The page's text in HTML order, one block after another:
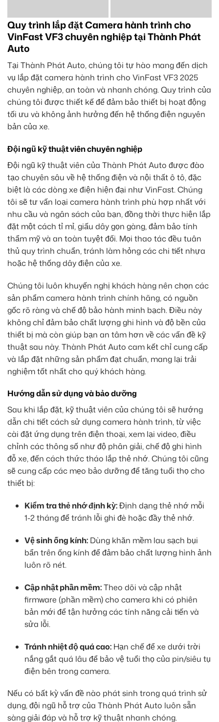
Quy trình lắp đặt Camera hành trình cho
VinFast VF3 chuyên nghiệp tại Thành Phát
Auto
Tại Thành Phát Auto, chúng tôi tự hào mang đến dịch
vụ lắp đặt camera hành trình cho VinFast VF3 2025
chuyên nghiệp, an toàn và nhanh chóng. Quy trình của
chúng tôi được thiết kế để đảm bảo thiết bị hoạt động
tối ưu và không ảnh hưởng đến hệ thống điện nguyên
bản của xe.
Đội ngũ kỹ thuật viên chuyên nghiệp
Đội ngũ kỹ thuật viên của Thành Phát Auto được đào
tạo chuyên sâu về hệ thống điện và nội thất ô tô, đặc
biệt là các dòng xe điện hiện đại như VinFast. Chúng
tôi sẽ tư vấn loại camera hành trình phù hợp nhất với
nhu cầu và ngân sách của bạn, đồng thời thực hiện lắp
đặt một cách tỉ mỉ, giấu dây gọn gàng, đảm bảo tính
thẩm mỹ và an toàn tuyệt đối. Mọi thao tác đều tuân
thủ quy trình chuẩn, tránh làm hỏng các chi tiết nhựa
hoặc hệ thống dây điện của xe.
Chúng tôi luôn khuyến nghị khách hàng nên chọn các
sản phẩm camera hành trình chính hãng, có nguồn
gốc rõ ràng và chế độ bảo hành minh bạch. Điều này
không chỉ đảm bảo chất lượng ghi hình và độ bền của
thiết bị mà còn giúp bạn an tâm hơn về các vấn đề kỹ
thuật sau này. Thành Phát Auto cam kết chỉ cung cấp
và lắp đặt những sản phẩm đạt chuẩn, mang lại trải
nghiệm tốt nhất cho quý khách hàng.
Hướng dẫn sử dụng và bảo dưỡng
Sau khi lắp đặt, kỹ thuật viên của chúng tôi sẽ hướng
dẫn chi tiết cách sử dụng camera hành trình, từ việc
cài đặt ứng dụng trên điện thoại, xem lại video, điều
chỉnh các thông số như độ phân giải, chế độ ghi hình
đỗ xe, đến cách thức tháo lắp thẻ nhớ. Chúng tôi cũng
sẽ cung cấp các mẹo bảo dưỡng để tăng tuổi thọ cho
thiết bị:
Kiểm tra thẻ nhớ định kỳ:Định dạng thẻ nhớ mỗi
1-2 tháng để tránh lỗi ghi đè hoặc đầy thẻ nhớ.
Vệ sinh ống kính: Dùng khăn mềm lau sạch bụi
bẩn trên ống kính để đảm bảo chất lượng hình ảnh
luôn rõ nét.
Cập nhật phần mềm:Theo dõi và cập nhật
firmware (phần mềm) cho camera khi có phiên
bản mới để tận hưởng các tính năng cải tiến và
sửa lỗi.
Tránh nhiệt độ quá cao: Hạn chế để xe dưới trời
nắng gắt quá lâu để bảo vệ tuổi thọ của pin/siêu tụ
điện bên trong camera.
Nếu có bất kỳ vấn đề nào phát sinh trong quá trình sử
dụng, đội ngũ hỗ trợ của Thành Phát Auto luôn sẵn
sàng giải đáp và hỗ trợ kỹ thuật nhanh chóng.